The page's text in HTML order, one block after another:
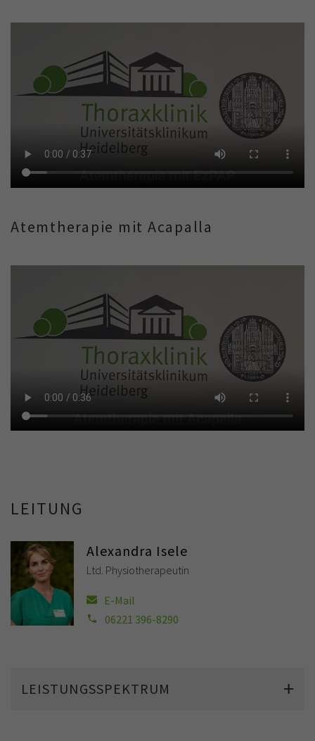
Atemtherapie mit Acapalla
LEITUNG
Alexandra Isele
Ltd. Physiotherapeutin
E-Mail
06221 396-8290
LEISTUNGSSPEKTRUM